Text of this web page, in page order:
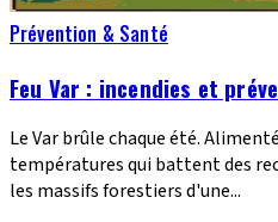
Prévention & Santé
Feu Var : incendies et
Le Var brûle chaque été.
températures qui battent des
les massifs forestiers d'une...